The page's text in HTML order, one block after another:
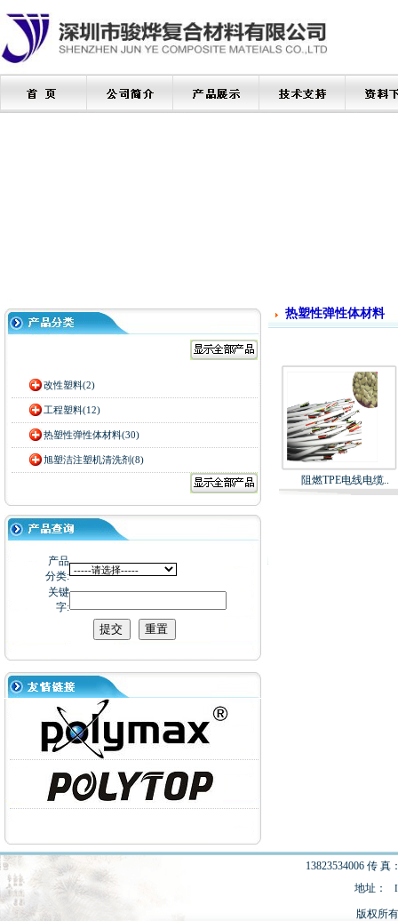
改性塑料(2)
工程塑料(12)
热塑性弹性体材料(30)
旭塑洁注塑机清洗剂(8)
产品
分类:
关键
字:
热塑性弹性体材料
阻燃TPE电线电缆..
13823534006 传 真
地址：
版权所